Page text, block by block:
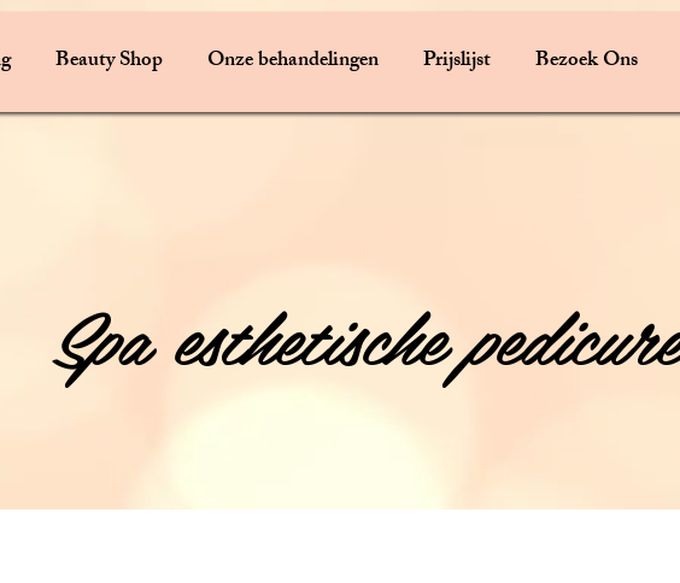
Beauty Shop Onze behandelingen Prijslijst Bezoek Ons
Spa esthetische pedicure